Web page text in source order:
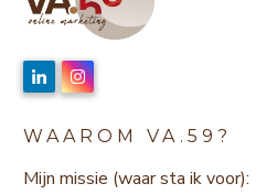
WAAROM VA.59?
Mijn missie (waar sta ik voor):